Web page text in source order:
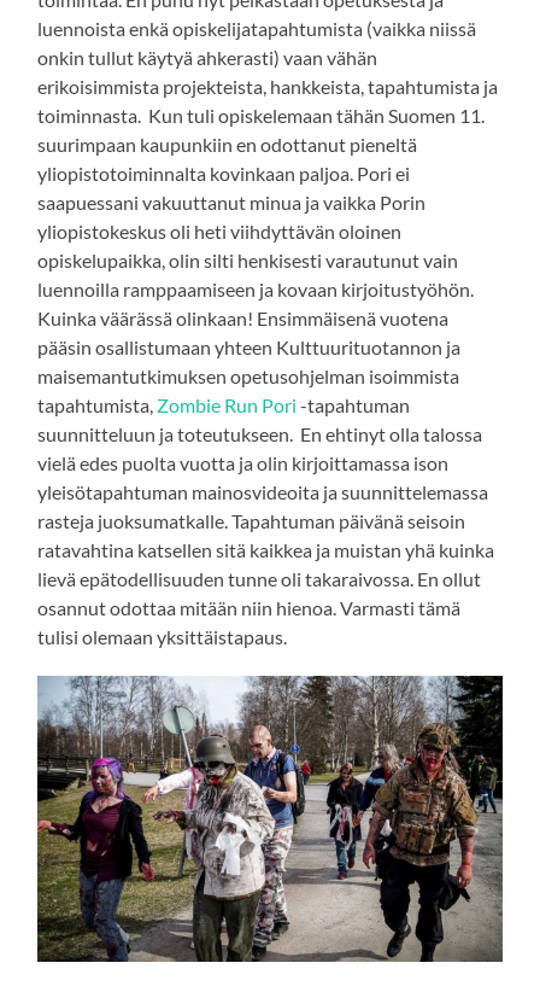
luennoista enkä opiskelijatapahtumista (vaikka niissä
onkin tullut käytyä ahkerasti) vaan vähän
erikoisimmista projekteista, hankkeista, tapahtumista ja
toiminnasta. Kun tuli opiskelemaan tähän Suomen 11.
suurimpaan kaupunkiin en odottanut pieneltä
yliopistotoiminnalta kovinkaan paljoa. Pori ei
saapuessani vakuuttanut minua ja vaikka Porin
yliopistokeskus oli heti viihdyttävän oloinen
opiskelupaikka, olin silti henkisesti varautunut vain
luennoilla ramppaamiseen ja kovaan kirjoitustyöhön.
Kuinka väärässä olinkaan! Ensimmäisenä vuotena
pääsin osallistumaan yhteen Kulttuurituotannon ja
maisemantutkimuksen opetusohjelman isoimmista
tapahtumista, Zombie Run Pori -tapahtuman
suunnitteluun ja toteutukseen. En ehtinyt olla talossa
vielä edes puolta vuotta ja olin kirjoittamassa ison
yleisötapahtuman mainosvideoita ja suunnittelemassa
rasteja juoksumatkalle. Tapahtuman päivänä seisoin
ratavahtina katsellen sitä kaikkea ja muistan yhä kuinka
lievä epätodellisuuden tunne oli takaraivossa. En ollut
osannut odottaa mitään niin hienoa. Varmasti tämä
tulisi olemaan yksittäistapaus.